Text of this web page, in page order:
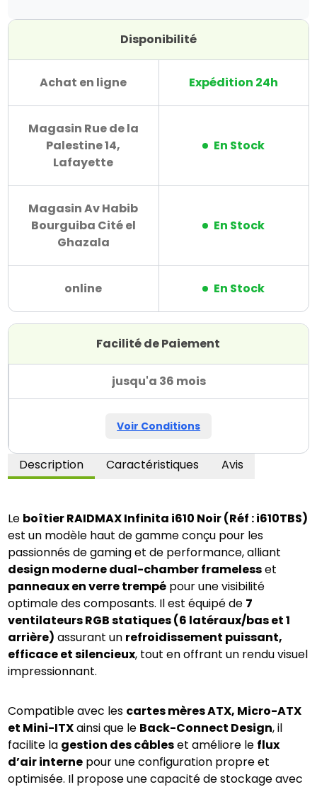
Disponibilité
Achat en ligne Expédition 24h
Magasin Rue de la
Palestine 14,
Lafayette
En Stock
Magasin Av Habib
Bourguiba Cité el
Ghazala
En Stock
online En Stock
Facilité de Paiement
jusqu'a 36 mois
Voir Conditions
Description Caractéristiques Avis
Le boîtier RAIDMAX Infinita i610 Noir (Réf : i610TBS)
est un modèle haut de gamme conçu pour les
design moderne dual-chamber frameless
panneaux en verre trempé pour une visibilité
optimale des composants. Il est équipé de 7
ventilateurs RGB statiques (6 latéraux/bas et 1
arrière) assurant un refroidissement puissant,
efficace et silencieux, tout en offrant un rendu visuel
impressionnant.
Compatible avec les cartes mères ATX, Micro-ATX
et Mini-ITX ainsi que le Back-Connect Design, il
facilite la gestion des câbles et améliore le flux
d’air interne pour une configuration propre et